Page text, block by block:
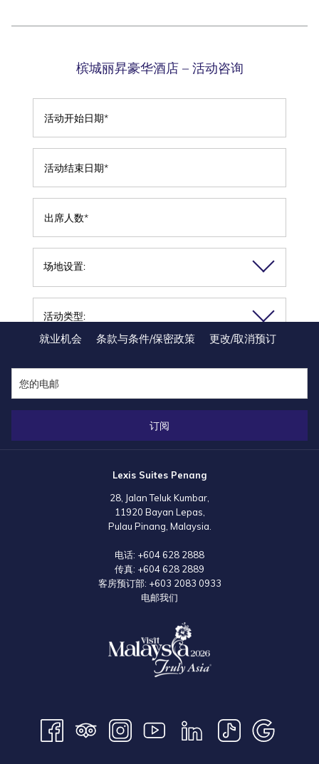
就业机会 条款与条件/保密政策 更改/取消预订
订阅
Lexis Suites Penang
28, Jalan Teluk Kumbar,
11920 Bayan Lepas,
Pulau Pinang, Malaysia.
电话: +604 628 2888
传真: +604 628 2889
客房预订部: +603 2083 0933
电邮我们